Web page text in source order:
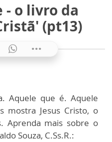
- o livro da
(pt13)
Aquele que é. Aquele
mostra Jesus Cristo, o
Aprenda mais sobre o
Souza, C.Ss.R.: